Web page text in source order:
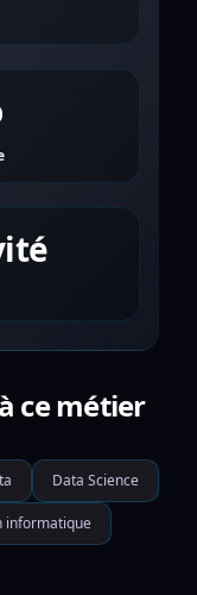
ce métier
Data Science
informatique